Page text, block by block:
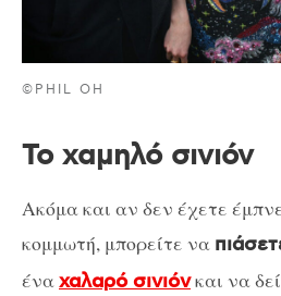
©PHIL OH
Το χαμηλό σινιόν
Ακόμα και αν δεν έχετε
κομμωτή, μπορείτε να
έναχαλαρό σινιόνκαι να